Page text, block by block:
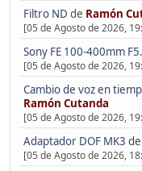
Filtro ND de Ramón
[05 de Agosto de 2026,
Sony FE 100-400mm
[05 de Agosto de 2026,
Cambio de voz en
Ramón Cutanda
[05 de Agosto de 2026,
Adaptador DOF MK3
[05 de Agosto de 2026,